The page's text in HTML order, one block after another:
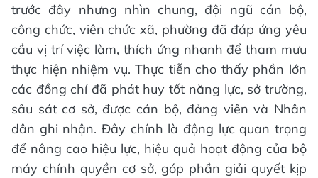
trước đây nhưng nhìn chung, đội ngũ cán bộ,
công chức, viên chức xã, phường đã đáp ứng yêu
cầu vị trí việc làm, thích ứng nhanh để tham mưu
thực hiện nhiệm vụ. Thực tiễn cho thấy phần lớn
các đồng chí đã phát huy tốt năng lực, sở trường,
sâu sát cơ sở, được cán bộ, đảng viên và Nhân
dân ghi nhận. Đây chính là động lực quan trọng
để nâng cao hiệu lực, hiệu quả hoạt động của bộ
máy chính quyền cơ sở, góp phần giải quyết kịp